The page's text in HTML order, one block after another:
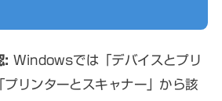
: Windowsでは「デバイスとプリ
プリンターとスキャナー」から該